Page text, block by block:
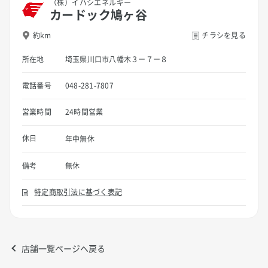
（株）イハシエネルギー
カードック鳩ヶ谷
約km チラシを見る
所在地 埼玉県川口市八幡木３ー７ー８
電話番号 048-281-7807
営業時間 24時間営業
休日 年中無休
備考 無休
特定商取引法に基づく表記
店舗一覧ページへ戻る